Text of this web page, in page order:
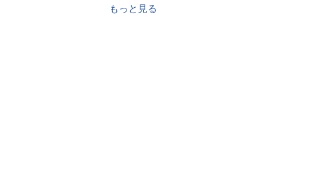
もっと見る